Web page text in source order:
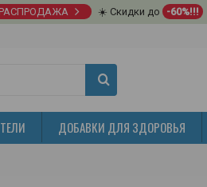
☀️ Скидки до -60%!!!
ДОБАВКИ ДЛЯ ЗДОРОВЬЯ